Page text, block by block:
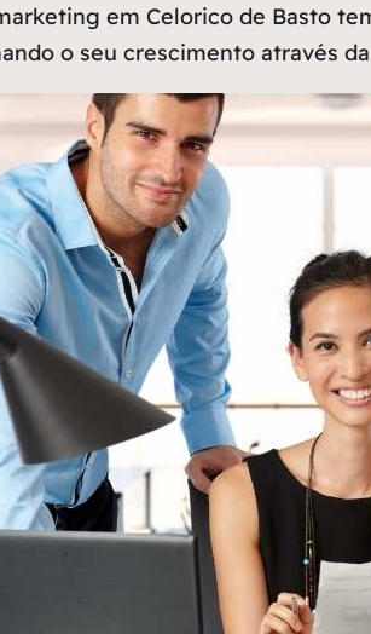
em Celorico de Basto
o seu crescimento através